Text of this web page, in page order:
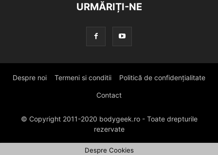
URMĂRIȚI-NE
Despre noi Termeni si conditii Politică de confidențialitate
Contact
© Copyright 2011-2020 bodygeek.ro - Toate drepturile
rezervate
Despre Cookies